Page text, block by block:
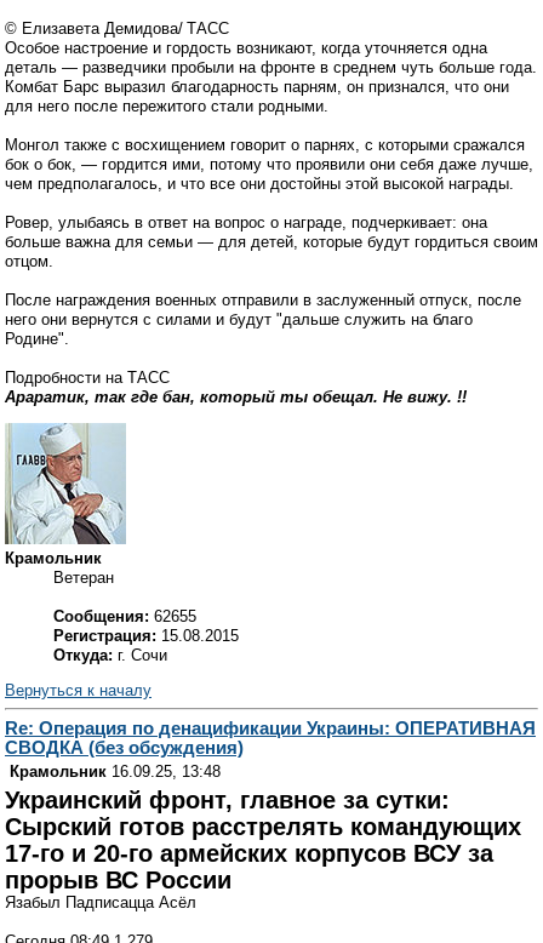
© Елизавета Демидова/ ТАСС
Особое настроение и гордость возникают, когда уточняется одна
деталь — разведчики пробыли на фронте в среднем чуть больше года.
Комбат Барс выразил благодарность парням, он признался, что они
для него после пережитого стали родными.
Монгол также с восхищением говорит о парнях, с которыми сражался
бок о бок, — гордится ими, потому что проявили они себя даже лучше,
чем предполагалось, и что все они достойны этой высокой награды.
Ровер, улыбаясь в ответ на вопрос о награде, подчеркивает: она
больше важна для семьи — для детей, которые будут гордиться своим
отцом.
После награждения военных отправили в заслуженный отпуск, после
него они вернутся с силами и будут "дальше служить на благо
Родине".
Подробности на ТАСС
Араратик, так где бан, который ты обещал. Не вижу. !!
Крамольник
Ветеран
Сообщения: 62655
Регистрация: 15.08.2015
Откуда: г. Сочи
Вернуться к началу
Re: Операция по денацификации Украины: ОПЕРАТИВНАЯ
СВОДКА (без обсуждения)
Крамольник 16.09.25, 13:48
Украинский фронт, главное за сутки:
Сырский готов расстрелять командующих
17-го и 20-го армейских корпусов ВСУ за
прорыв ВС России
Язабыл Падписацца Асёл